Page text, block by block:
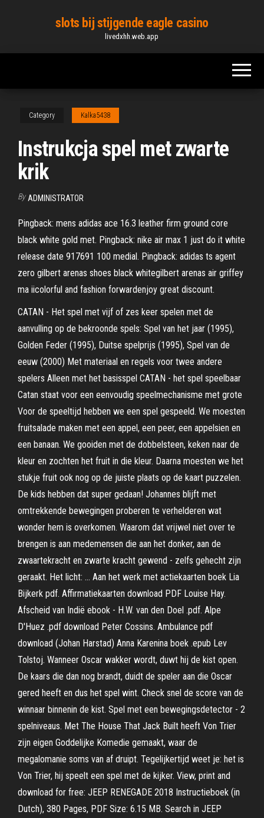
content
slots bij stijgende eagle casino
livedxhh.web.app
Category Kalka5438
Instrukcja spel met zwarte
krik
By ADMINISTRATOR
Pingback: mens adidas ace 16.3 leather firm ground core
black white gold met. Pingback: nike air max 1 just do it white
release date 917691 100 medial. Pingback: adidas ts agent
zero gilbert arenas shoes black whitegilbert arenas air griffey
ma iicolorful and fashion forwardenjoy great discount.
CATAN - Het spel met vijf of zes keer spelen met de
aanvulling op de bekroonde spels: Spel van het jaar (1995),
Golden Feder (1995), Duitse spelprijs (1995), Spel van de
eeuw (2000) Met materiaal en regels voor twee andere
spelers Alleen met het basisspel CATAN - het spel speelbaar
Catan staat voor een eenvoudig speelmechanisme met grote
Voor de speeltijd hebben we een spel gespeeld. We moesten
fruitsalade maken met een appel, een peer, een appelsien en
een banaan. We gooiden met de dobbelsteen, keken naar de
kleur en zochten het fruit in die kleur. Daarna moesten we het
stukje fruit ook nog op de juiste plaats op de kaart puzzelen.
De kids hebben dat super gedaan! Johannes blijft met
omtrekkende bewegingen proberen te verhelderen wat
wonder hem is overkomen. Waarom dat vrijwel niet over te
brengen is aan medemensen die aan het donker, aan de
zwaartekracht en zwarte kracht gewend - zelfs gehecht zijn
geraakt. Het licht: … Aan het werk met actiekaarten boek Lia
Bijkerk pdf. Affirmatiekaarten download PDF Louise Hay.
Afscheid van Indië ebook - H.W. van den Doel .pdf. Alpe
D'Huez .pdf download Peter Cossins. Ambulance pdf
download (Johan Harstad) Anna Karenina boek .epub Lev
Tolstoj. Wanneer Oscar wakker wordt, duwt hij de kist open.
De kaars die dan nog brandt, duidt de speler aan die Oscar
gered heeft en dus het spel wint. Check snel de score van de
winnaar binnenin de kist. Spel met een bewegingsdetector - 2
spelniveaus. Met The House That Jack Built heeft Von Trier
zijn eigen Goddelijke Komedie gemaakt, waar de
megalomanie soms van af druipt. Tegelijkertijd weet je: het is
Von Trier, hij speelt een spel met de kijker. View, print and
download for free: JEEP RENEGADE 2018 Instructieboek (in
Dutch), 380 Pages, PDF Size: 6.15 MB. Search in JEEP